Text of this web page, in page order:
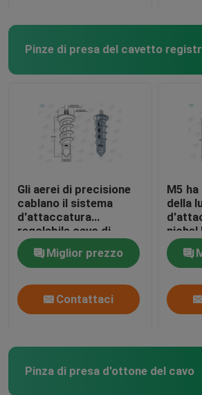
Sistema d'attaccatura del cavo
Attacco snodato in acciaio della
Pinze di presa del cavetto
Gli aerei di precisione
cablano il sistema
d'attaccatura
regolabile cavo di
cavo/dei montaggi
Miglior prezzo
Contattaci
M5
della
nichel
Pinza di presa d'ottone del cavo